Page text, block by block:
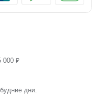
000 ₽
дни.